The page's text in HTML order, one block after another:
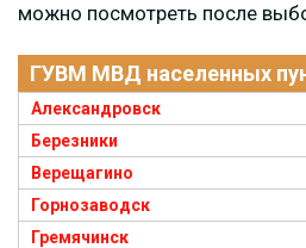
можно посмотреть после
ГУВМ МВД населенных
Александровск
Березники
Верещагино
Горнозаводск
Гремячинск